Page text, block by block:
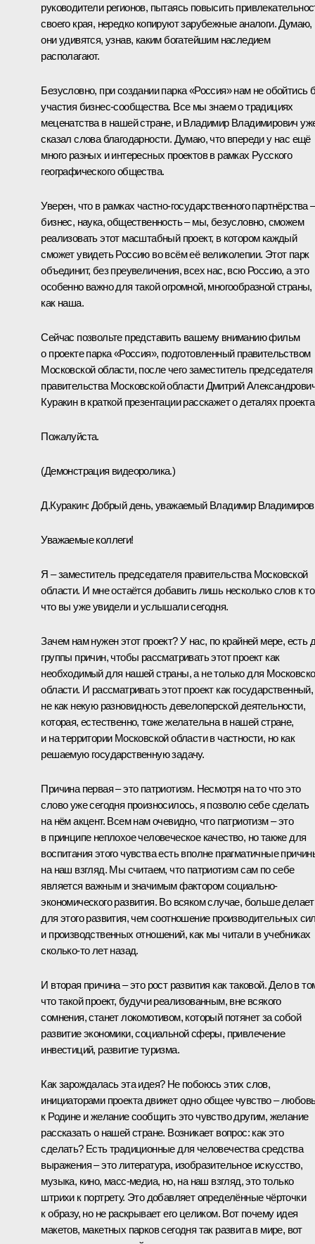
руководители регионов, пытаясь повысить
своего края, нередко копируют зарубежные аналоги. Думаю,
они удивятся, узнав, каким богатейшим наследием
располагают.
Безусловно, при создании парка «Россия» нам не обойтись
участия бизнес-сообщества. Все мы знаем о традициях
меценатства в нашей стране, и Владимир Владимирович
сказал слова благодарности. Думаю, что впереди у нас ещё
много разных и интересных проектов в рамках Русского
географического общества.
Уверен, что в рамках частно-государственного партнёрства –
бизнес, наука, общественность – мы, безусловно, сможем
реализовать этот масштабный проект, в котором каждый
сможет увидеть Россию во всём её великолепии. Этот парк
объединит, без преувеличения, всех нас, всю Россию, а это
особенно важно для такой огромной, многообразной страны,
как наша.
Сейчас позвольте представить вашему вниманию фильм
о проекте парка «Россия», подготовленный правительством
Московской области, после чего заместитель председателя
правительства Московской области Дмитрий
Куракин в краткой презентации расскажет о деталях
Пожалуйста.
(Демонстрация видеоролика.)
Д.Куракин: Добрый день, уважаемый Владимир
Уважаемые коллеги!
Я – заместитель председателя правительства Московской
области. И мне остаётся добавить лишь несколько слов к
что вы уже увидели и услышали сегодня.
Зачем нам нужен этот проект? У нас, по крайней мере, есть
группы причин, чтобы рассматривать этот проект как
необходимый для нашей страны, а не только для
области. И рассматривать этот проект как государственный,
не как некую разновидность девелоперской деятельности,
которая, естественно, тоже желательна в нашей стране,
и на территории Московской области в частности, но как
решаемую государственную задачу.
Причина первая – это патриотизм. Несмотря на то что это
слово уже сегодня произносилось, я позволю себе сделать
на нём акцент. Всем нам очевидно, что патриотизм – это
в принципе неплохое человеческое качество, но также для
воспитания этого чувства есть вполне прагматичные
на наш взгляд. Мы считаем, что патриотизм сам по себе
является важным и значимым фактором социально-
экономического развития. Во всяком случае, больше делает
для этого развития, чем соотношение производительных
и производственных отношений, как мы читали в учебниках
сколько‑то лет назад.
И вторая причина – это рост развития как таковой. Дело в
что такой проект, будучи реализованным, вне всякого
сомнения, станет локомотивом, который потянет за собой
развитие экономики, социальной сферы, привлечение
инвестиций, развитие туризма.
Как зарождалась эта идея? Не побоюсь этих слов,
инициаторами проекта движет одно общее чувство –
к Родине и желание сообщить это чувство другим, желание
рассказать о нашей стране. Возникает вопрос: как это
сделать? Есть традиционные для человечества средства
выражения – это литература, изобразительное искусство,
музыка, кино, масс-медиа, но, на наш взгляд, это только
штрихи к портрету. Это добавляет определённые чёрточки
к образу, но не раскрывает его целиком. Вот почему идея
макетов, макетных парков сегодня так развита в мире, вот